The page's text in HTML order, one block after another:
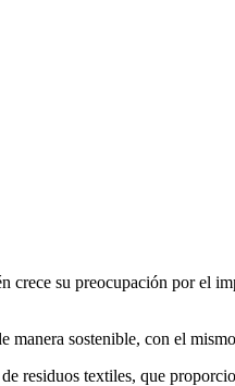
su preocupación por el
sostenible, con el
residuos textiles, que